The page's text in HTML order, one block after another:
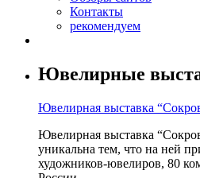
Контакты
рекомендуем
Ювелирные
Ювелирная выставка
Ювелирная выставка
уникальна тем, что на ней
художников-ювелиров, 80